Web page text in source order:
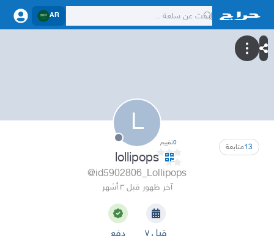
AR
L
13متابعة 0تقييم
lollipops
@id5902806_Lollipops
آخر ظهور قبل ٣ أشهر